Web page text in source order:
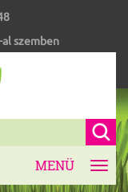
szemben
MENÜ